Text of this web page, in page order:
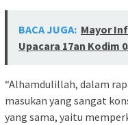
BACA JUGA: Mayor
Upacara 17an Kodim
“Alhamdulillah, dalam
masukan yang sangat
yang sama, yaitu